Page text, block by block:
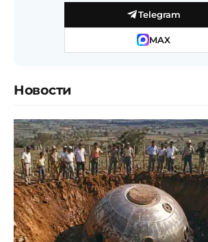
Telegram
MAX
Новости